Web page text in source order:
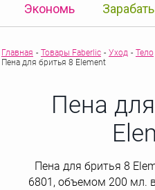
Экономь
Главная - Товары Faberlic - Уход - Тело
Пена для бритья 8 Element
Пена
Пена для бритья 8
6801, объемом 200 мл.